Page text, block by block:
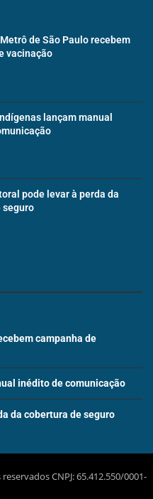
de São Paulo recebem
vacinação
lançam manual
pode levar à perda da
seguro
campanha de
inédito de comunicação
da cobertura de seguro
CNPJ: 65.412.550/0001-